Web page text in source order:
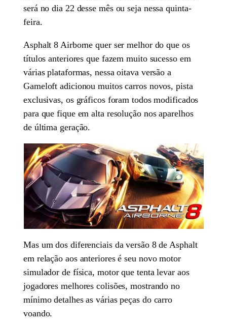
será no dia 22 desse mês ou seja nessa quinta-
feira.
Asphalt 8 Airborne quer ser melhor do que os
títulos anteriores que fazem muito sucesso em
várias plataformas, nessa oitava versão a
Gameloft adicionou muitos carros novos, pista
exclusivas, os gráficos foram todos modificados
para que fique em alta resolução nos aparelhos
de última geração.
Mas um dos diferenciais da versão 8 de Asphalt
em relação aos anteriores é seu novo motor
simulador de física, motor que tenta levar aos
jogadores melhores colisões, mostrando no
mínimo detalhes as várias peças do carro
voando.